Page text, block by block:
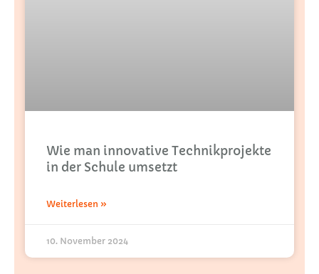
Wie man innovative Technikprojekte
in der Schule umsetzt
Weiterlesen »
10. November 2024